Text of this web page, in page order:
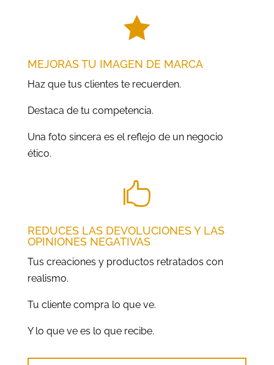

MEJORAS TU IMAGEN DE MARCA
Haz que tus clientes te recuerden.
Destaca de tu competencia.
Una foto sincera es el reflejo de un negocio
ético.

REDUCES LAS DEVOLUCIONES Y LAS
OPINIONES NEGATIVAS
Tus creaciones y productos retratados con
realismo.
Tu cliente compra lo que ve.
Y lo que ve es lo que recibe.